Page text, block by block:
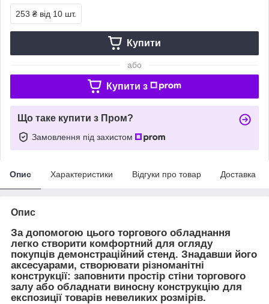
253 ₴ від 10 шт.
Купити
або
Купити з
Що таке купити з Пром?
Замовлення під захистом
Опис Характеристики Відгуки про товар Доставка
Опис
За допомогою цього торгового обладнання
легко створити комфортний для огляду
покупців демонстраційний стенд. Знадавши його
аксесуарами, створювати різноманітні
конструкції: заповнити простір стіни торгового
залу або обладнати виносну конструкцію для
експозиції товарів невеликих розмірів.